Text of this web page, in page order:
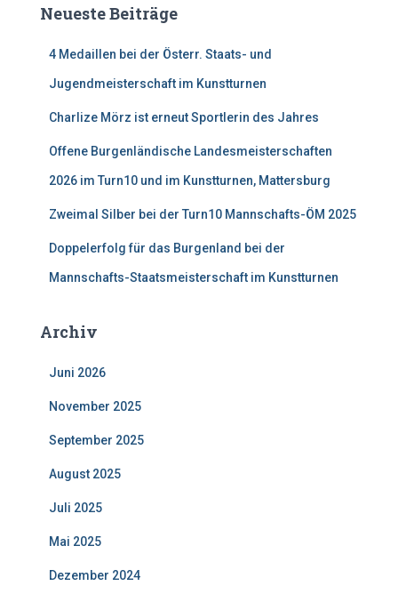
n
Neueste Beiträge
4 Medaillen bei der Österr. Staats- und
Jugendmeisterschaft im Kunstturnen
Charlize Mörz ist erneut Sportlerin des Jahres
Offene Burgenländische Landesmeisterschaften
2026 im Turn10 und im Kunstturnen, Mattersburg
Zweimal Silber bei der Turn10 Mannschafts-ÖM 2025
Doppelerfolg für das Burgenland bei der
Mannschafts-Staatsmeisterschaft im Kunstturnen
Archiv
Juni 2026
November 2025
September 2025
August 2025
Juli 2025
Mai 2025
Dezember 2024